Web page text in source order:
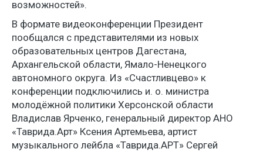
возможностей».
В формате видеоконференции Президент
пообщался с представителями из новых
образовательных центров Дагестана,
Архангельской области, Ямало-Ненецкого
автономного округа. Из «Счастливцево» к
конференции подключились и. о. министра
молодёжной политики Херсонской области
Владислав Ярченко, генеральный директор АНО
«Таврида.Арт» Ксения Артемьева, артист
музыкального лейбла «Таврида.АРТ» Сергей